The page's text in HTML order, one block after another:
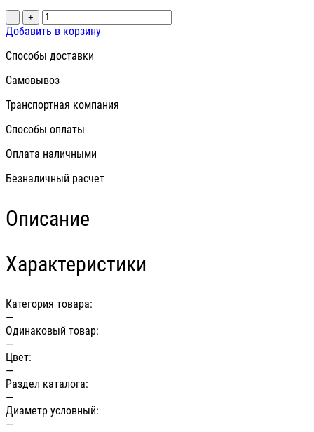
- +
Добавить в корзину
Способы доставки
Самовывоз
Транспортная компания
Способы оплаты
Оплата наличными
Безналичный расчет
Описание
Характеристики
Категория товара:
—
Одинаковый товар:
—
Цвет:
—
Раздел каталога:
—
Диаметр условный:
—